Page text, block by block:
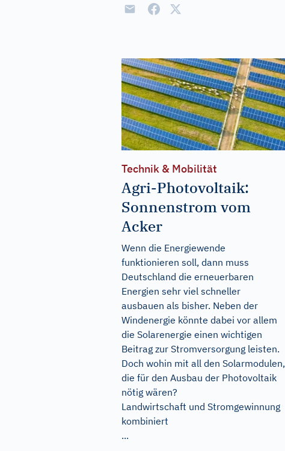
Technik & Mobilität
Agri-Photovoltaik:
Sonnenstrom vom
Acker
Wenn die Energiewende
funktionieren soll, dann muss
Deutschland die erneuerbaren
Energien sehr viel schneller
ausbauen als bisher. Neben der
Windenergie könnte dabei vor allem
die Solarenergie einen wichtigen
Beitrag zur Stromversorgung leisten.
Doch wohin mit all den Solarmodulen,
die für den Ausbau der Photovoltaik
nötig wären?
Landwirtschaft und Stromgewinnung
kombiniert
...